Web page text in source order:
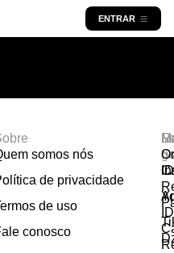
ENTRAR
somos nós
de privacidade
de uso
conosco